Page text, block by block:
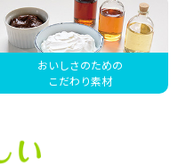
おいしさのための
こだわり素材